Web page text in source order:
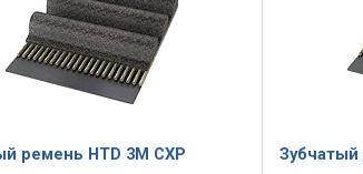
ремень HTD 3M CXP Зубчатый